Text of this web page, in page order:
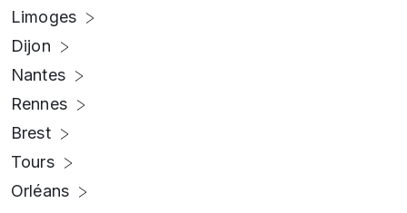
Limoges
Dijon
Nantes
Rennes
Brest
Tours
Orléans